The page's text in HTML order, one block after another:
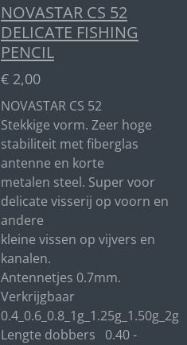
NOVASTAR CS 52
DELICATE FISHING
PENCIL
€ 2,00
NOVASTAR CS 52
Stekkige vorm. Zeer hoge
stabiliteit met fiberglas
antenne en korte
metalen steel. Super voor
delicate visserij op voorn en
andere
kleine vissen op vijvers en
kanalen.
Antennetjes 0.7mm.
Verkrijgbaar
0.4_0.6_0.8_1g_1.25g_1.50g_2g
Lengte dobbers 0.40 -